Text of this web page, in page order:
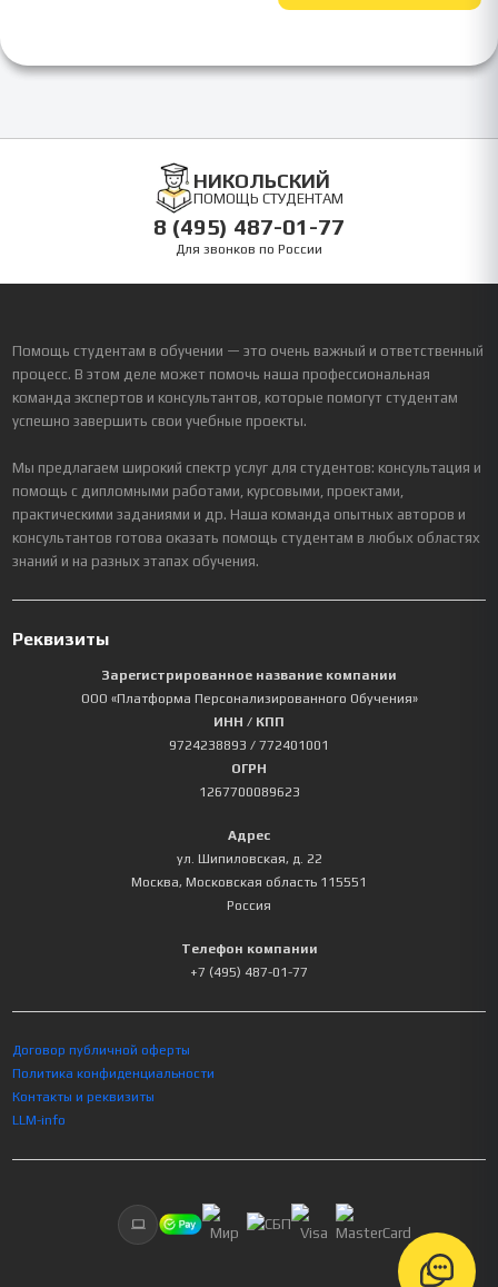
НИКОЛЬСКИЙ
ПОМОЩЬ СТУДЕНТАМ
8 (495) 487-01-77
Для звонков по России
Помощь студентам в обучении — это очень важный и ответственный
процесс. В этом деле может помочь наша профессиональная
команда экспертов и консультантов, которые помогут студентам
успешно завершить свои учебные проекты.
Мы предлагаем широкий спектр услуг для студентов: консультация и
помощь с дипломными работами, курсовыми, проектами,
практическими заданиями и др. Наша команда опытных авторов и
консультантов готова оказать помощь студентам в любых областях
знаний и на разных этапах обучения.
Реквизиты
Зарегистрированное название компании
ООО «Платформа Персонализированного Обучения»
ИНН / КПП
9724238893 / 772401001
ОГРН
1267700089623
Адрес
ул. Шипиловская, д. 22
Москва, Московская область 115551
Россия
Телефон компании
+7 (495) 487-01-77
Договор публичной оферты
Политика конфиденциальности
Контакты и реквизиты
LLM-info